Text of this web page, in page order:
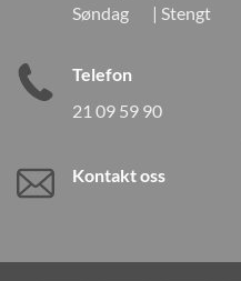
Søndag | Stengt
Telefon
21 09 59 90
Kontakt oss